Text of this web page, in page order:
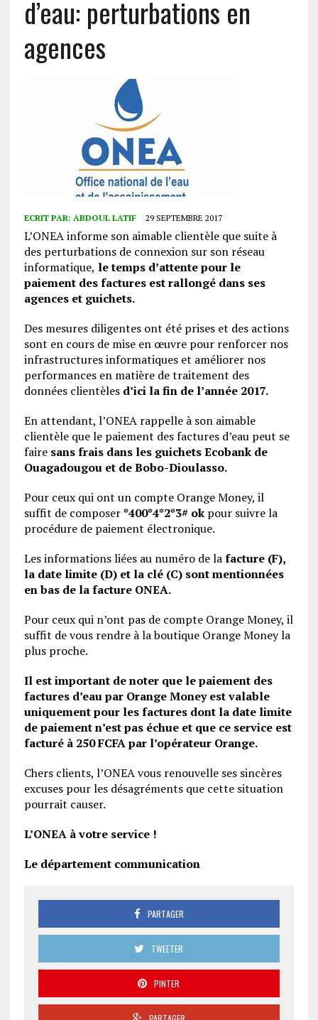
d’eau: perturbations en
agences
ECRIT PAR: ABDOUL LATIF 29 SEPTEMBRE 2017
L’ONEA informe son aimable clientèle que suite à
des perturbations de connexion sur son réseau
informatique, le temps d’attente pour le
paiement des factures est rallongé dans ses
agences et guichets.
Des mesures diligentes ont été prises et des actions
sont en cours de mise en œuvre pour renforcer nos
infrastructures informatiques et améliorer nos
performances en matière de traitement des
données clientèles d’ici la fin de l’année 2017.
En attendant, l’ONEA rappelle à son aimable
clientèle que le paiement des factures d’eau peut se
faire sans frais dans les guichets Ecobank de
Ouagadougou et de Bobo-Dioulasso.
Pour ceux qui ont un compte Orange Money, il
suffit de composer*400*4*2*3# okpour suivre la
procédure de paiement électronique.
Les informations liées au numéro de lafacture (F),
la date limite (D) et la clé (C) sont mentionnées
en bas de la facture ONEA.
Pour ceux qui n’ont pas de compte Orange Money, il
suffit de vous rendre à la boutique Orange Money la
plus proche.
Il est important de noter que le paiement des
factures d’eau par Orange Money est valable
uniquement pour les factures dont la date limite
de paiement n’est pas échue et que ce service est
facturé à 250 FCFA par l’opérateur Orange.
Chers clients, l’ONEA vous renouvelle ses sincères
excuses pour les désagréments que cette situation
pourrait causer.
L’ONEA à votre service !
Le département communication
PARTAGER
TWEETER
PINTER